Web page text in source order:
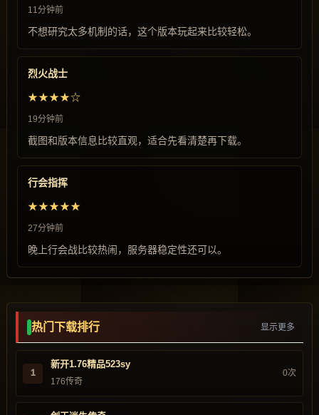
11分钟前
不想研究太多机制的话，这个版本玩起来比较轻松。
烈火战士
★★★★☆
19分钟前
截图和版本信息比较直观，适合先看清楚再下载。
行会指挥
★★★★★
27分钟前
晚上行会战比较热闹，服务器稳定性还可以。
热门下载排行 显示更多
1
新开1.76精品523sy
176传奇
0次